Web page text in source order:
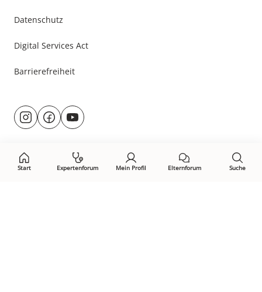
Start Expertenforum Mein Profil Elternforum Suche
Datenschutz
Digital Services Act
Barrierefreiheit
Besuche
uns@rund.ums.baby
facebook.com/rundumsbaby.de
youtube.com/@rundumsbaby_